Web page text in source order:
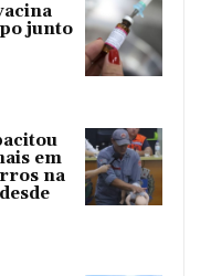
junto
em
na